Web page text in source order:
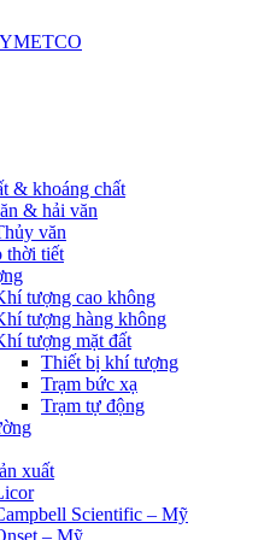
& khoáng chất
& hải văn
văn
thời tiết
tượng cao không
tượng hàng không
tượng mặt đất
Thiết bị khí tượng
Trạm bức xạ
Trạm tự động
xuất
Scientific – Mỹ
– Mỹ